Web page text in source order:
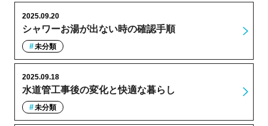
シャワーお湯が出ない時の確認手順
2025.09.20
未分類
水道管工事後の変化と快適な暮らし
2025.09.18
未分類